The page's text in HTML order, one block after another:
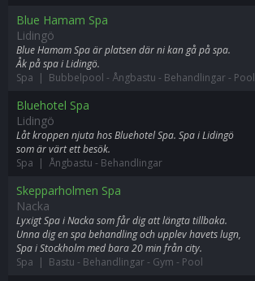
Blue Hamam Spa
Lidingö
Blue Hamam Spa är platsen där ni kan gå på spa.
Åk på spa i Lidingö.
Spa | Bubbelpool - Ångbastu - Behandlingar- Pool
Bluehotel Spa
Lidingö
Låt kroppen njuta hos Bluehotel Spa. Spa i Lidingö
som är värt ett besök.
Spa | Ångbastu - Behandlingar
Skepparholmen Spa
Nacka
Lyxigt Spa i Nacka som får dig att längta tillbaka.
Unna dig en spa behandling och upplev havets lugn,
Spa i Stockholm med bara 20 min från city.
Spa | Bastu - Behandlingar- Gym - Pool